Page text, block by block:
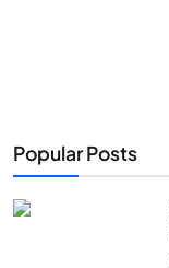
Popular Posts